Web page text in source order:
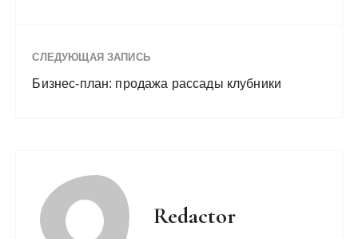
СЛЕДУЮЩАЯ ЗАПИСЬ
Бизнес-план: продажа рассады клубники
Redactor